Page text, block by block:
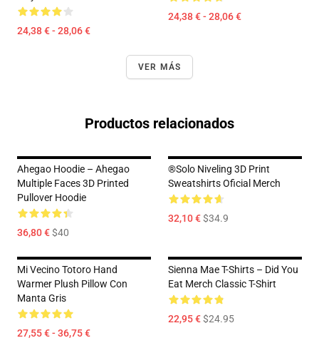
24,38 € - 28,06 €
24,38 € - 28,06 €
VER MÁS
Productos relacionados
Ahegao Hoodie – Ahegao
Multiple Faces 3D Printed
Pullover Hoodie
36,80 €$40
®Solo Niveling 3D Print
Sweatshirts Oficial Merch
32,10 €$34.9
Mi Vecino Totoro Hand
Warmer Plush Pillow Con
Manta Gris
27,55 € - 36,75 €
Sienna Mae T-Shirts – Did You
Eat Merch Classic T-Shirt
22,95 €$24.95